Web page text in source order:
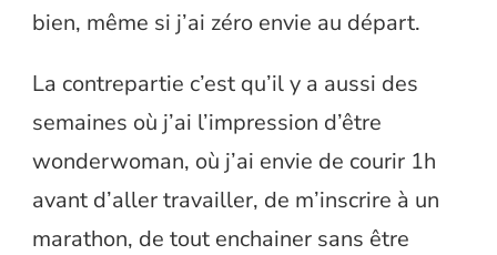
bien, même si j’ai zéro envie au départ.
La contrepartie c’est qu’il y a aussi des
semaines où j’ai l’impression d’être
wonderwoman, où j’ai envie de courir 1h
avant d’aller travailler, de m’inscrire à un
marathon, de tout enchainer sans être